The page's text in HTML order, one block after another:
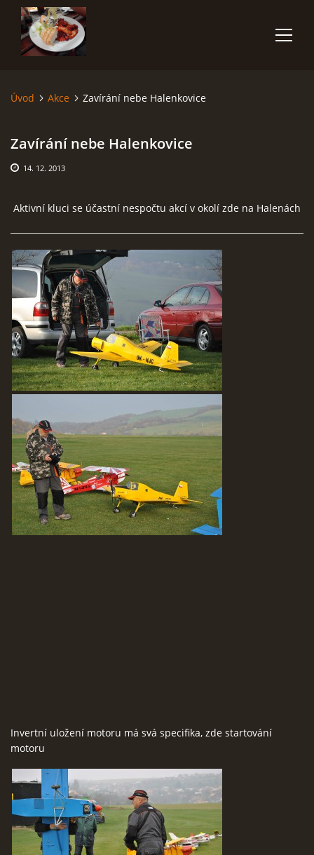
ÚVOD
O NÁS
POČASÍ
AKCE
AKTUALITY
ODKAZY
DISKUZE
ZÁLIBY
NAVIJÁK PRO START VĚTRONĚ
Úvod Akce Zavírání nebe Halenkovice
Zavírání nebe Halenkovice
Aktivní kluci se účastní nespočtu akcí v okolí zde na Halenách
14. 12. 2013
Invertní uložení motoru má svá specifika, zde startování
motoru